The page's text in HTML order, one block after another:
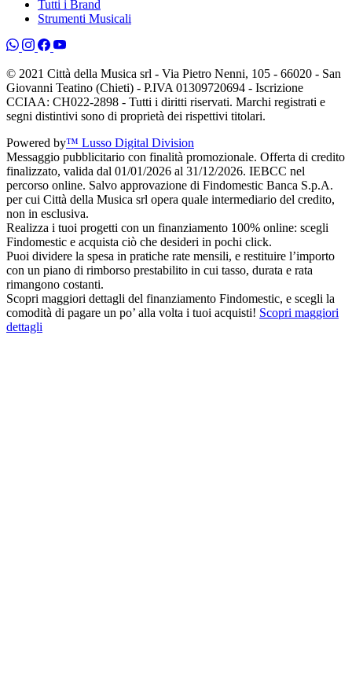
Tutti i Brand
Strumenti Musicali
© 2021 Città della Musica srl - Via Pietro Nenni, 105 - 66020 - San
Giovanni Teatino (Chieti) - P.IVA 01309720694 - Iscrizione
CCIAA: CH022-2898 - Tutti i diritti riservati. Marchi registrati e
segni distintivi sono di proprietà dei rispettivi titolari.
Powered by™ Lusso Digital Division
Messaggio pubblicitario con finalità promozionale. Offerta di credito
finalizzato, valida dal 01/01/2026 al 31/12/2026. IEBCC nel
percorso online. Salvo approvazione di Findomestic Banca S.p.A.
per cui Città della Musica srl opera quale intermediario del credito,
non in esclusiva.
Realizza i tuoi progetti con un finanziamento 100% online: scegli
Findomestic e acquista ciò che desideri in pochi click.
Puoi dividere la spesa in pratiche rate mensili, e restituire l’importo
con un piano di rimborso prestabilito in cui tasso, durata e rata
rimangono costanti.
Scopri maggiori dettagli del finanziamento Findomestic, e scegli la
comodità di pagare un po’ alla volta i tuoi acquisti! Scopri maggiori
dettagli